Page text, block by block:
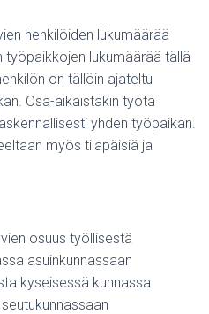
henkilöiden lukumäärää
lukumäärää tällä
on tällöin ajateltu
Osa-aikaistakin työtä
yhden työpaikan.
myös tilapäisiä ja
osuus työllisestä
asuinkunnassaan
kyseisessä kunnassa